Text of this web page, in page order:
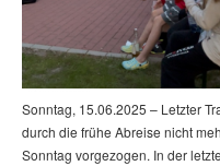
Sonntag, 15.06.2025 – Letzter
durch die frühe Abreise nicht
Sonntag vorgezogen. In der